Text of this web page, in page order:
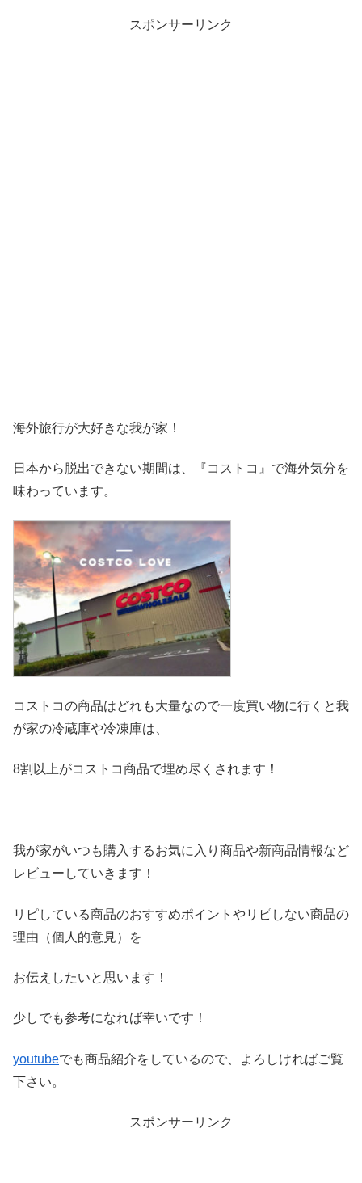
スポンサーリンク
海外旅行が大好きな我が家！
日本から脱出できない期間は、『コストコ』 で海外気分を
味わっています。
コストコの商品はどれも大量なので一度買い物に行くと我
が家の冷蔵庫や冷凍庫は、
8割以上がコストコ商品で埋め尽くされます！
我が家がいつも購入するお気に入り商品や新商品情報など
レビ ューしていきます！
リピしている商品のおすすめポイントやリピしない商品の
理由（個人的意見）を
お伝えしたいと思います！
少しでも参考になれば幸いです！
youtubeでも商品紹介をしているので、よろしければご覧
下さい。
スポンサーリンク